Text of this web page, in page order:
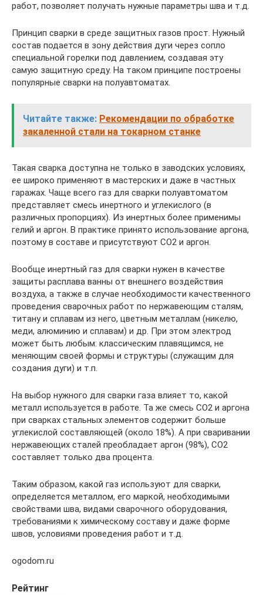
работ, позволяет получать нужные параметры шва и т.д.
Принцип сварки в среде защитных газов прост. Нужный
состав подается в зону действия дуги через сопло
специальной горелки под давлением, создавая эту
самую защитную среду. На таком принципе построены
популярные сварки на полуавтоматах.
Читайте также: Рекомендации по обработке
закаленной стали на токарном станке
Такая сварка доступна не только в заводских условиях,
ее широко применяют в мастерских и даже в частных
гаражах. Чаще всего газ для сварки полуавтоматом
представляет смесь инертного и углекислого (в
различных пропорциях). Из инертных более применимы
гелий и аргон. В практике принято использование аргона,
поэтому в составе и присутствуют СО2 и аргон.
Вообще инертный газ для сварки нужен в качестве
защиты расплава ванны от внешнего воздействия
воздуха, а также в случае необходимости качественного
проведения сварочных работ по нержавеющим сталям,
титану и сплавам из него, цветным металлам (никелю,
меди, алюминию и сплавам) и др. При этом электрод
может быть любым: классическим плавящимся, не
меняющим своей формы и структуры (служащим для
создания дуги) и т.п.
На выбор нужного для сварки газа влияет то, какой
металл используется в работе. Та же смесь СО2 и аргона
при сварках стальных элементов содержит больше
углекислой составляющей (около 18%). А при сваривании
нержавеющих сталей преобладает аргон (98%), СО2
составляет только два процента.
Таким образом, какой газ используют для сварки,
определяется металлом, его маркой, необходимыми
свойствами шва, видами сварочного оборудования,
требованиями к химическому составу и даже форме
швов, условиями проведения работ и т.д.
ogodom.ru
Рейтинг